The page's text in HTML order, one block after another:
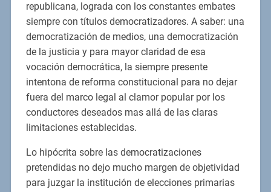
republicana, lograda con los constantes embates
siempre con títulos democratizadores. A saber: una
democratización de medios, una democratización
de la justicia y para mayor claridad de esa
vocación democrática, la siempre presente
intentona de reforma constitucional para no dejar
fuera del marco legal al clamor popular por los
conductores deseados mas allá de las claras
limitaciones establecidas.
Lo hipócrita sobre las democratizaciones
pretendidas no dejo mucho margen de objetividad
para juzgar la institución de elecciones primarias